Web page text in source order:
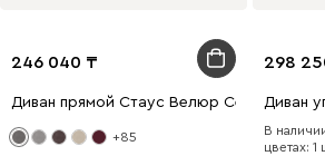
246 040
Диван прямой Стаус Велюр Серый
+85
298
Диван
В
цветах: 1